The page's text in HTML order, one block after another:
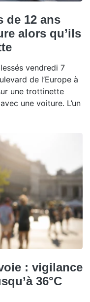
de 12 ans
alors qu’ils
vendredi 7
de l’Europe à
une trottinette
une voiture. L’un
: vigilance
36°C